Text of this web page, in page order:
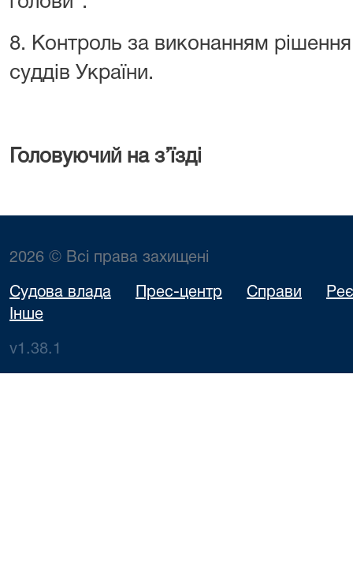
8. Контроль за виконанням рішення
суддів України.
Головуючий на з’їзді
2026 © Всі права захищені
Судова влада Прес-центр Справи
Інше
v1.38.1